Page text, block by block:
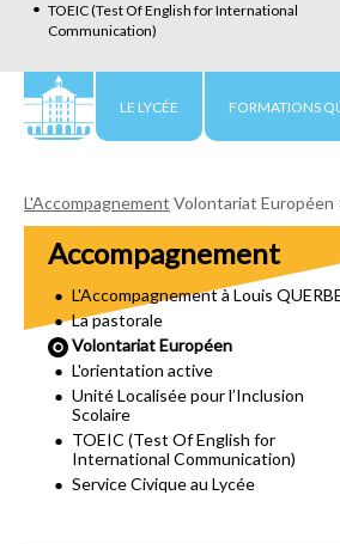
LE LYCÉE FORMATIONS
TOEIC (Test Of English for International
Communication)
L'Accompagnement Volontariat Européen
Accompagnement
L'Accompagnement à Louis
La pastorale
Volontariat Européen
L'orientation active
Unité Localisée pour l’Inclusion
Scolaire
TOEIC (Test Of English for
International Communication)
Service Civique au Lycée